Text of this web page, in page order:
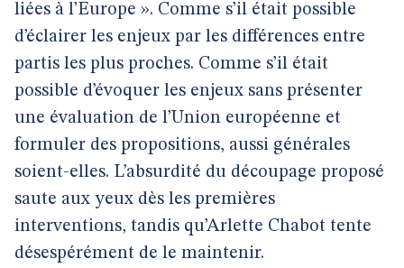
liées à l’Europe ». Comme s’il était possible
d’éclairer les enjeux par les différences entre
partis les plus proches. Comme s’il était
possible d’évoquer les enjeux sans présenter
une évaluation de l’Union européenne et
formuler des propositions, aussi générales
soient-elles. L’absurdité du découpage proposé
saute aux yeux dès les premières
interventions, tandis qu’Arlette Chabot tente
désespérément de le maintenir.